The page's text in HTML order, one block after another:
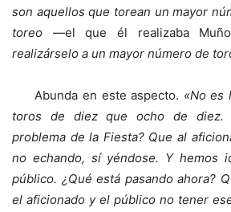
son aquellos que torean un mayor
toreo —el que él realizaba
realizárselo a un mayor número de
Abunda en este aspecto. «No es
toros de diez que ocho de diez.
problema de la Fiesta? Que al
no echando, sí yéndose. Y hemos
público. ¿Qué está pasando ahora?
el aficionado y el público no tener